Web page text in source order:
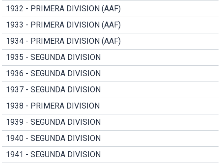
1932 - PRIMERA DIVISION (AAF)
1933 - PRIMERA DIVISION (AAF)
1934 - PRIMERA DIVISION (AAF)
1935 - SEGUNDA DIVISION
1936 - SEGUNDA DIVISION
1937 - SEGUNDA DIVISION
1938 - PRIMERA DIVISION
1939 - SEGUNDA DIVISION
1940 - SEGUNDA DIVISION
1941 - SEGUNDA DIVISION